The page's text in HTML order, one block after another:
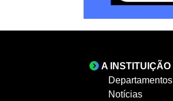
A INSTITUIÇÃO
Departamentos
Notícias